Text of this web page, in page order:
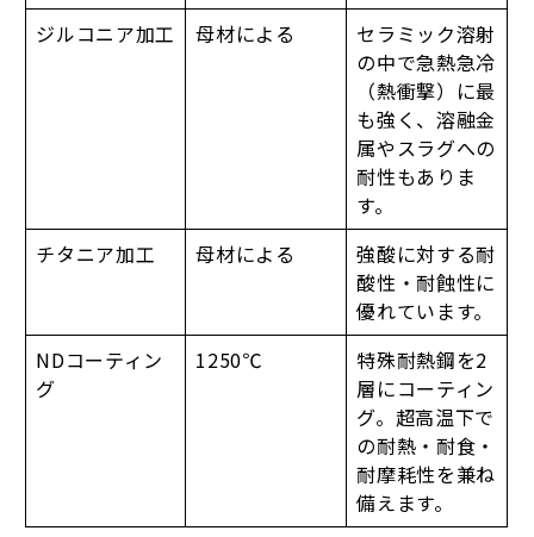
ジルコニア加工
母材による
セラミック溶射
の中で急熱急冷
（熱衝撃）に最
も強く、溶融金
属やスラグへの
耐性もありま
す。
チタニア加工
母材による
強酸に対する耐
酸性・耐蝕性に
優れています。
NDコーティン
グ
1250℃
特殊耐熱鋼を2
層にコーティン
グ。超高温下で
の耐熱・耐食・
耐摩耗性を兼ね
備えます。